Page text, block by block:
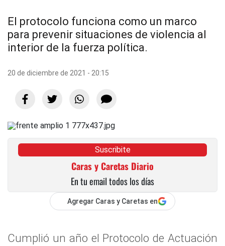
El protocolo funciona como un marco
para prevenir situaciones de violencia al
interior de la fuerza política.
20 de diciembre de 2021 - 20:15
Suscribite
Caras y Caretas Diario
En tu email todos los días
Agregar Caras y Caretas en
Cumplió un año el Protocolo de Actuación